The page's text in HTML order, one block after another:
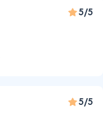
5/5
5/5